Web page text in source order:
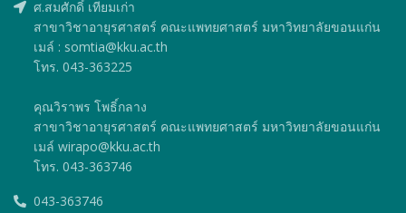
ศ.สมศักดิ์ เทียมเก่า
สาขาวิชาอายุรศาสตร์ คณะแพทยศาสตร์ มหาวิทยาลัยขอนแก่น
เมล์ : somtia@kku.ac.th
โทร. 043-363225
คุณวิราพร โพธิ์กลาง
สาขาวิชาอายุรศาสตร์ คณะแพทยศาสตร์ มหาวิทยาลัยขอนแก่น
เมล์ wirapo@kku.ac.th
โทร. 043-363746
043-363746